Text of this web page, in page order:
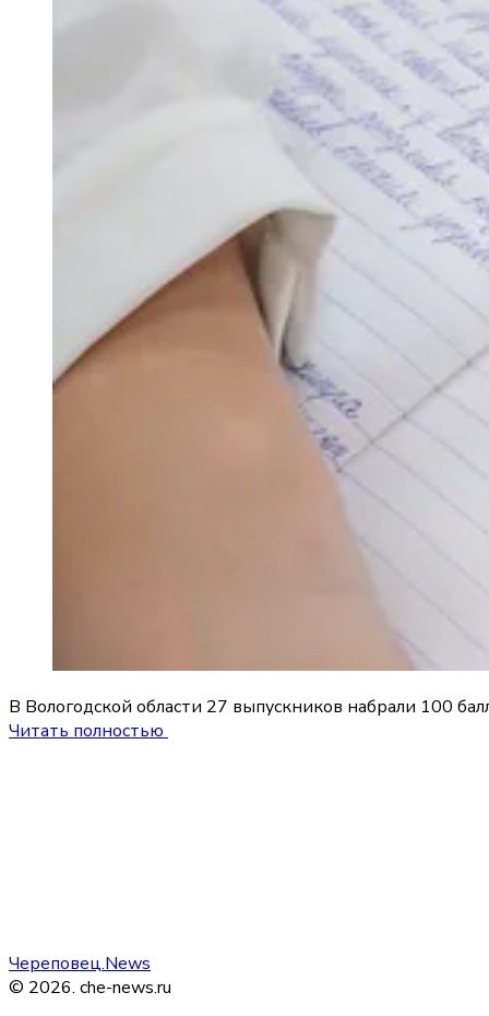
В Вологодской области 27 выпускников набрали 100
Читать полностью
Череповец.News
© 2026. che-news.ru